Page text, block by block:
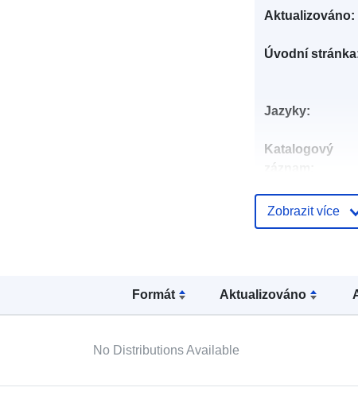
Formát Aktualizováno
No Distributions Available
Aktualizováno:
Úvodní
Jazyky:
Katalogový
Zobrazit více